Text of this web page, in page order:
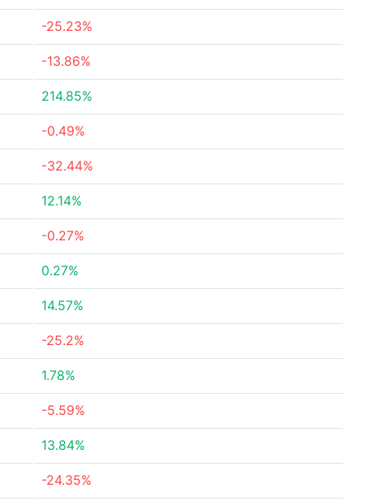
-25.23%
-13.86%
214.85%
-0.49%
-32.44%
12.14%
-0.27%
0.27%
14.57%
-25.2%
1.78%
-5.59%
13.84%
-24.35%